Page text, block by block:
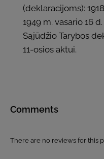
(deklaracijoms):
1949 m. vasario 16
Sąjūdžio Tarybos
11-osios aktui.
Comments
There are no reviews for this